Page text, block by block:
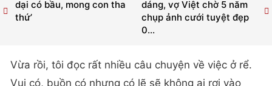
dáng, vợ Việt chờ 5 năm
chụp ảnh cưới tuyệt đẹp
0...
dại có bầu, mong con tha
thứ’
Vừa rồi, tôi đọc rất nhiều câu chuyện về việc ở rể.
Vui có, buồn có nhưng có lẽ sẽ không ai rơi vào